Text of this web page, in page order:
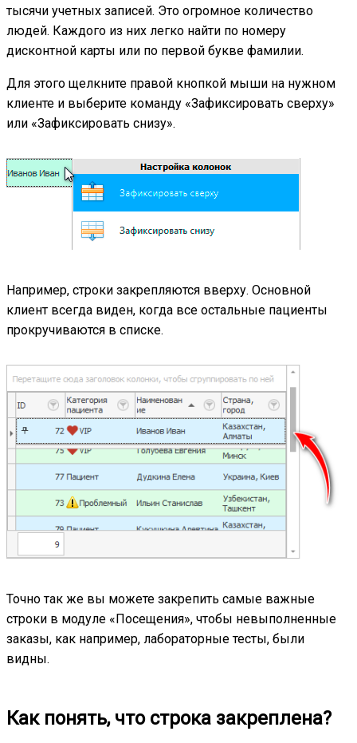
тысячи учетных записей. Это огромное количество
людей. Каждого из них легко найти по номеру
дисконтной карты или по первой букве фамилии.
Для этого щелкните правой кнопкой мыши на нужном
клиенте и выберите команду «Зафиксировать сверху»
или «Зафиксировать снизу».
Например, строки закрепляются вверху. Основной
клиент всегда виден, когда все остальные пациенты
прокручиваются в списке.
Точно так же вы можете закрепить самые важные
строки в модуле «Посещения», чтобы невыполненные
заказы, как например, лабораторные тесты, были
видны.
Как понять, что строка закреплена?